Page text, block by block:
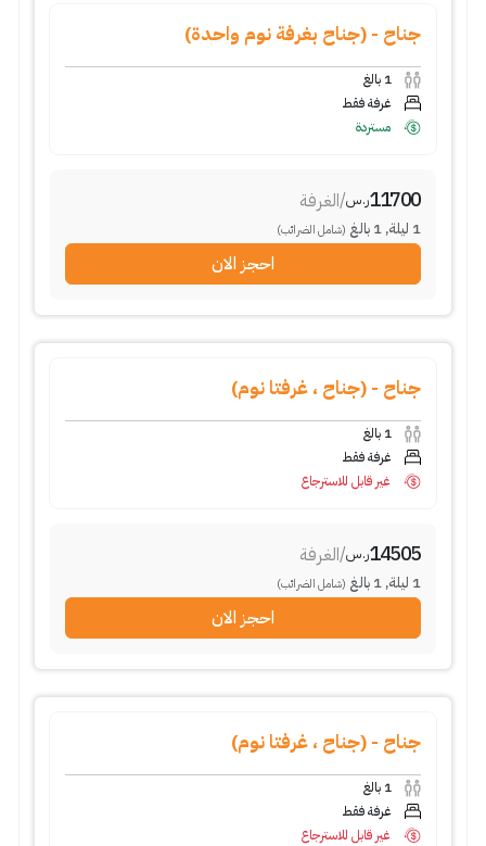
جناح - (جناح بغرفة نوم واحدة)
1 بالغ
غرفة فقط
مستردة
11700ر.س/الغرفة
1 ليلة,
1 بالغ (شامل الضرائب)
احجز الان
جناح - (جناح ، غرفتا نوم)
1 بالغ
غرفة فقط
غير قابل للاسترجاع
14505ر.س/الغرفة
1 ليلة,
1 بالغ (شامل الضرائب)
احجز الان
جناح - (جناح ، غرفتا نوم)
1 بالغ
غرفة فقط
غير قابل للاسترجاع